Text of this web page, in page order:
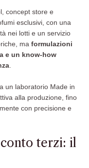
concept store e
esclusivi, con una
nei lotti e un servizio
maformulazioni
e un know-how
.
un laboratorio Made in
alla produzione, fino
con precisione e
terzi: il